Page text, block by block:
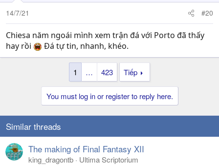
14/7/21 #20
Chiesa năm ngoái mình xem trận đá với Porto đã thấy
hay rồi
Đá tự tin, nhanh, khéo.
1 … 423 Tiếp
You must log in or register to reply here.
Similar threads
The making of Final Fantasy XII
king_dragontb
Ultima Scriptorium